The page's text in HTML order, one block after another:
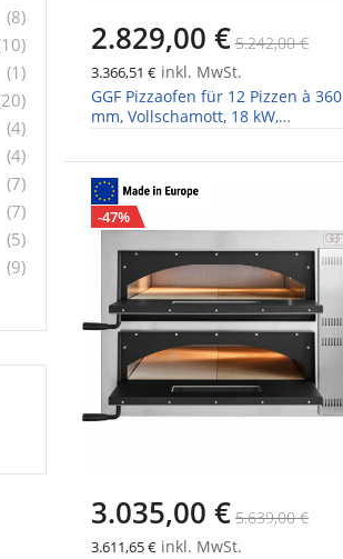
2.829,00 € 5.242,00 €
3.366,51 € inkl. MwSt.
GGF Pizzaofen für 12 Pizzen à 360
mm, Vollschamott, 18 kW,
1010x1210x750mm
-47%
3.035,00 € 5.639,00 €
3.611,65 € inkl. MwSt.
8Artikel
10Artikel
1 Artikel
20Artikel
4Artikel
4Artikel
7Artikel
7Artikel
5Artikel
9Artikel